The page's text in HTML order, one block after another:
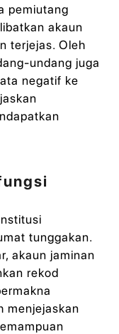
pemiutang
akaun
terjejas. Oleh
undang juga
negatif ke
tunggakan.
akaun jaminan
rekod
menjejaskan